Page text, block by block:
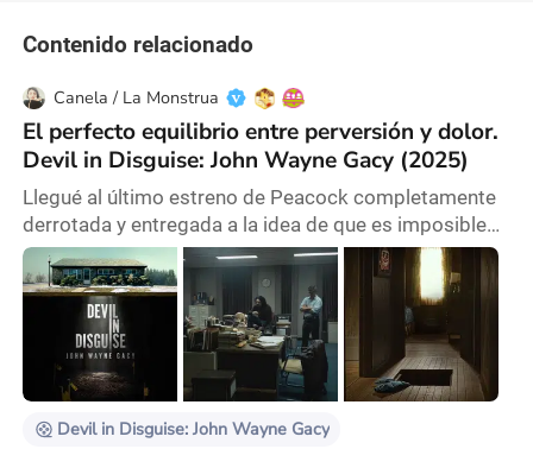
Contenido relacionado
Canela / La Monstrua
El perfecto equilibrio entre perversión y dolor.
Devil in Disguise: John Wayne Gacy (2025)
Llegué al último estreno de Peacock completamente
derrotada y entregada a la idea de que es imposible
hacer una serie de crímenes, basada en asesinos
seriales, sin cometer el sacrílego error de romantizar
al monstruo. Algo está pasando con la representación
de la perversidad que es aún más siniestro que
aquello que se nos cuenta. En este contexto donde
los documentales de crímenes y las ficciones
Devil in Disguise: John Wayne Gacy